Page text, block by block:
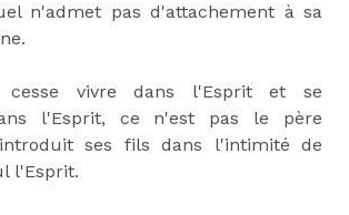
n'admet pas d'attachement à sa
vivre dans l'Esprit et se
l'Esprit, ce n'est pas le père
ses fils dans l'intimité de
l'Esprit.